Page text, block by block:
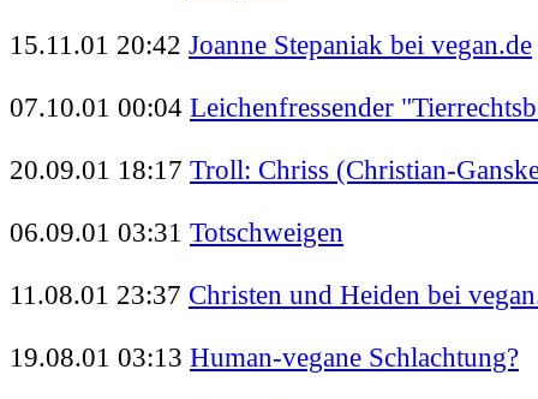
15.11.01 20:42 Joanne Stepaniak bei vegan.de
07.10.01 00:04 Leichenfressender
20.09.01 18:17 Troll: Chriss (Christian-
06.09.01 03:31 Totschweigen
11.08.01 23:37 Christen und Heiden bei
19.08.01 03:13 Human-vegane Schlachtung?